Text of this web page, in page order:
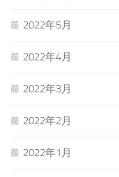
2022年5月
2022年4月
2022年3月
2022年2月
2022年1月